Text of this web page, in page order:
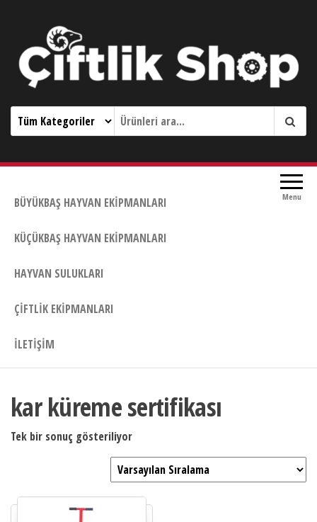
Çiftlik Shop 0533 644 3989
Menu
BÜYÜKBAŞ HAYVAN EKIPMANLARI
KÜÇÜKBAŞ HAYVAN EKIPMANLARI
HAYVAN SULUKLARI
ÇIFTLIK EKIPMANLARI
İLETIŞIM
kar küreme sertifikası
Tek bir sonuç gösteriliyor